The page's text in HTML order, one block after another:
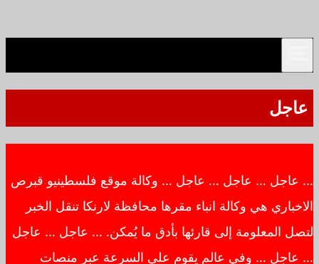
عاجل
… عاجل … عاجل … عاجل … وكالة موقع فلسطينيو قبرص
الاخباري هي وكالة انباء مقرها محافظة لارنكا تنقل الخبر
لتصل المعلومة إلى قارئها بأدق ما يُمكن. … عاجل … عاجل
… عاجل … وفي عالم يقوم على السرعة عبر منصات